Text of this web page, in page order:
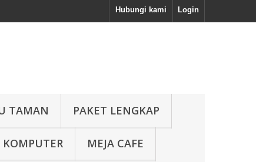
Login
Hubungi kami
TAMAN PAKET LENGKAP
KOMPUTER MEJA CAFE